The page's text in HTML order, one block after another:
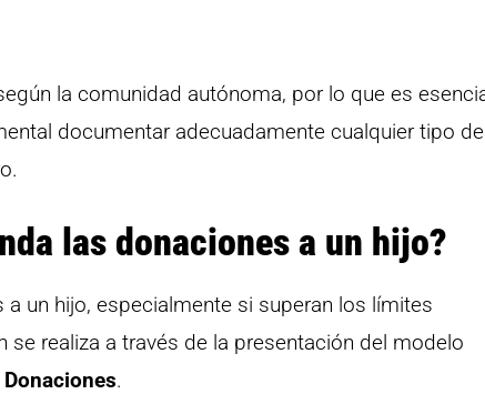
la comunidad autónoma, por lo que es
documentar adecuadamente cualquier tipo de
las donaciones a un hijo?
un hijo, especialmente si superan los límites
realiza a través de la presentación del modelo
.